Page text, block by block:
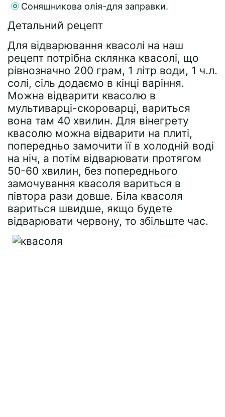
Соняшникова олія-для заправки.
Детальний рецепт
Для відварювання квасолі на наш
рецепт потрібна склянка квасолі, що
рівнозначно 200 грам, 1 літр води, 1 ч.л.
солі, сіль додаємо в кінці варіння.
Можна відварити квасолю в
мультиварці-скороварці, вариться
вона там 40 хвилин. Для вінегрету
квасолю можна відварити на плиті,
попередньо замочити її в холодній воді
на ніч, а потім відварювати протягом
50-60 хвилин, без попереднього
замочування квасоля вариться в
півтора рази довше. Біла квасоля
вариться швидше, якщо будете
відварювати червону, то збільште час.